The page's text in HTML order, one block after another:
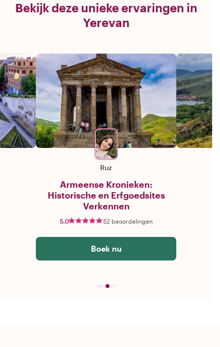
Bekijk deze unieke ervaringen in
Yerevan
Ruz
Armeense Kronieken:
Historische en Erfgoedsites
Verkennen
5,0 52 beoordelingen
Boek nu